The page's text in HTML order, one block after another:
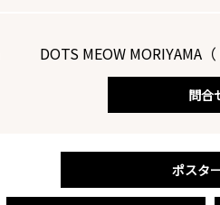
DOTS MEOW MORIYAMA
問合
ポスタ